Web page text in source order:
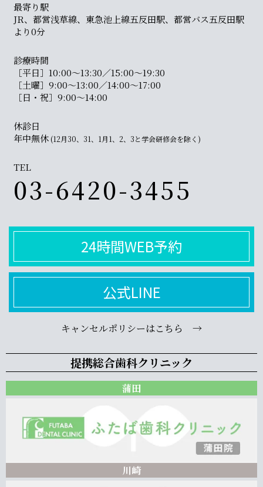
最寄り駅
JR、都営浅草線、東急池上線五反田駅、都営バス五反田駅
より0分
診療時間
［平日］10:00〜13:30／15:00〜19:30
［土曜］9:00〜13:00／14:00〜17:00
［日・祝］9:00〜14:00
休診日
年中無休 (12月30、31、1月1、2、3と学会研修会を除く)
TEL
03-6420-3455
24時間WEB予約
公式LINE
キャンセルポリシーはこちら →
提携総合歯科クリニック
蒲田
川崎